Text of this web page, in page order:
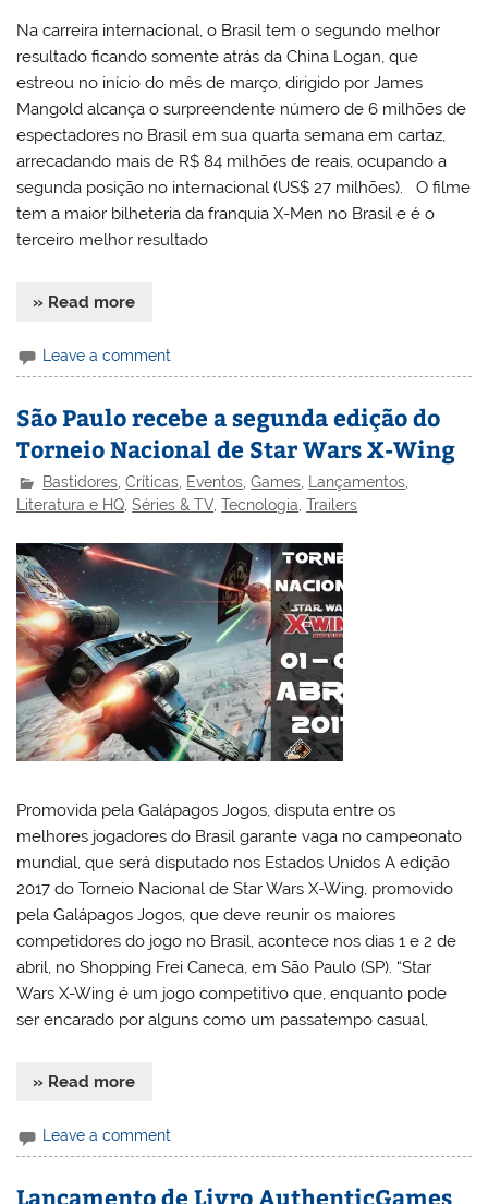
Na carreira internacional, o Brasil tem o segundo melhor
resultado ficando somente atrás da China Logan, que
estreou no início do mês de março, dirigido por James
Mangold alcança o surpreendente número de 6 milhões de
espectadores no Brasil em sua quarta semana em cartaz,
arrecadando mais de R$ 84 milhões de reais, ocupando a
segunda posição no internacional (US$ 27 milhões). O filme
tem a maior bilheteria da franquia X-Men no Brasil e é o
terceiro melhor resultado
» Read more
Leave a comment
São Paulo recebe a segunda edição do
Torneio Nacional de Star Wars X-Wing
Bastidores ,Críticas Eventos ,Games Lançamentos
Literatura e HQ,Séries & TV,Tecnologia,Trailers
Promovida pela Galápagos Jogos, disputa entre os
melhores jogadores do Brasil garante vaga no campeonato
mundial, que será disputado nos Estados Unidos A edição
2017 do Torneio Nacional de Star Wars X-Wing, promovido
pela Galápagos Jogos, que deve reunir os maiores
competidores do jogo no Brasil, acontece nos dias 1 e 2 de
abril, no Shopping Frei Caneca, em São Paulo (SP). “Star
Wars X-Wing é um jogo competitivo que, enquanto pode
ser encarado por alguns como um passatempo casual,
» Read more
Leave a comment
Lançamento de Livro AuthenticGames